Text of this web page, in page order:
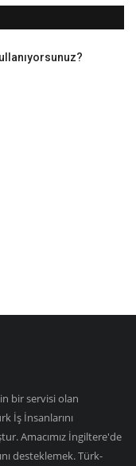
bir servisi olan
İş İnsanlarını
Amacımız İngiltere'de
desteklemek. Türk-